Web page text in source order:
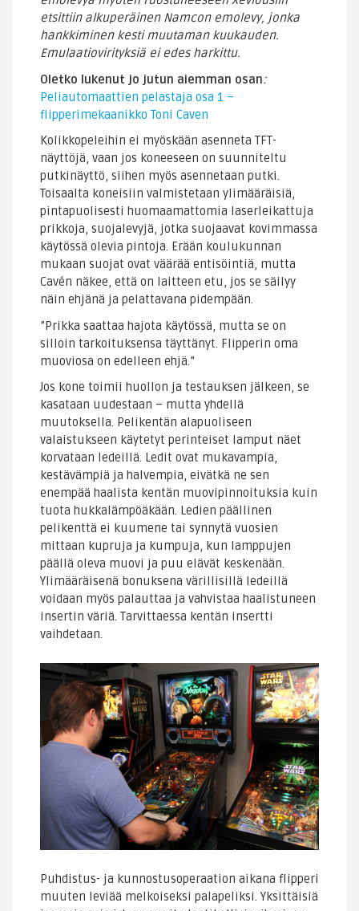
etsittiin alkuperäinen Namcon emolevy, jonka
hankkiminen kesti muutaman kuukauden.
Emulaatiovirityksiä ei edes harkittu.
Oletko lukenut jo jutun aiemman osan:
Peliautomaattien pelastaja osa 1 –
flipperimekaanikko Toni Caven
Kolikkopeleihin ei myöskään asenneta TFT-
näyttöjä, vaan jos koneeseen on suunniteltu
putkinäyttö, siihen myös asennetaan putki.
Toisaalta koneisiin valmistetaan ylimääräisiä,
pintapuolisesti huomaamattomia laserleikattuja
prikkoja, suojalevyjä, jotka suojaavat kovimmassa
käytössä olevia pintoja. Erään koulukunnan
mukaan suojat ovat väärää entisöintiä, mutta
Cavén näkee, että on laitteen etu, jos se säilyy
näin ehjänä ja pelattavana pidempään.
”Prikka saattaa hajota käytössä, mutta se on
silloin tarkoituksensa täyttänyt. Flipperin oma
muoviosa on edelleen ehjä.”
Jos kone toimii huollon ja testauksen jälkeen, se
kasataan uudestaan – mutta yhdellä
muutoksella. Pelikentän alapuoliseen
valaistukseen käytetyt perinteiset lamput näet
korvataan ledeillä. Ledit ovat mukavampia,
kestävämpiä ja halvempia, eivätkä ne sen
enempää haalista kentän muovipinnoituksia kuin
tuota hukkalämpöäkään. Ledien päällinen
pelikenttä ei kuumene tai synnytä vuosien
mittaan kupruja ja kumpuja, kun lamppujen
päällä oleva muovi ja puu elävät keskenään.
Ylimääräisenä bonuksena värillisillä ledeillä
voidaan myös palauttaa ja vahvistaa haalistuneen
insertin väriä. Tarvittaessa kentän insertti
vaihdetaan.
Puhdistus- ja kunnostusoperaation aikana flipperi
muuten leviää melkoiseksi palapeliksi. Yksittäisiä